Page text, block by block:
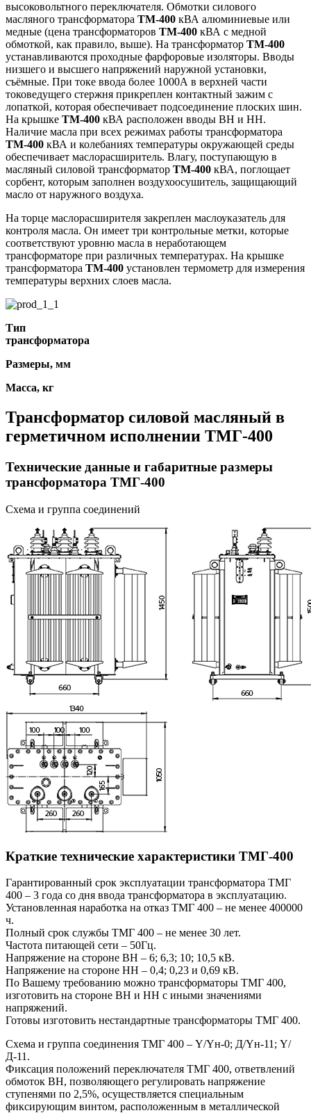
высоковольтного переключателя. Обмотки силового
масляного трансформатора ТМ-400 кВА алюминиевые или
медные (цена трансформаторов ТМ-400 кВА с медной
обмоткой, как правило, выше). На трансформатор ТМ-400
устанавливаются проходные фарфоровые изоляторы. Вводы
низшего и высшего напряжений наружной установки,
съёмные. При токе ввода более 1000А в верхней части
токоведущего стержня прикреплен контактный зажим с
лопаткой, которая обеспечивает подсоединение плоских шин.
На крышке ТМ-400 кВА расположен вводы ВН и НН.
Наличие масла при всех режимах работы трансформатора
ТМ-400 кВА и колебаниях температуры окружающей среды
обеспечивает маслорасширитель. Влагу, поступающую в
масляный силовой трансформатор ТМ-400 кВА, поглощает
сорбент, которым заполнен воздухоосушитель, защищающий
масло от наружного воздуха.
На торце маслорасширителя закреплен маслоуказатель для
контроля масла. Он имеет три контрольные метки, которые
соответствуют уровню масла в неработающем
трансформаторе при различных температурах. На крышке
трансформатора ТМ-400 установлен термометр для измерения
температуры верхних слоев масла.
Тип
трансформатора
Размеры, мм
Масса, кг
Трансформатор силовой масляный в
герметичном исполнении ТМГ-400
Технические данные и габаритные размеры
трансформатора ТМГ-400
Схема и группа соединений
Краткие технические характеристики ТМГ-400
Гарантированный срок эксплуатации трансформатора ТМГ
400 – 3 года со дня ввода трансформатора в эксплуатацию.
Установленная наработка на отказ ТМГ 400 – не менее 400000
ч.
Полный срок службы ТМГ 400 – не менее 30 лет.
Частота питающей сети – 50Гц.
Напряжение на стороне ВН – 6; 6,3; 10; 10,5 кВ.
Напряжение на стороне НН – 0,4; 0,23 и 0,69 кВ.
По Вашему требованию можно трансформаторы ТМГ 400,
изготовить на стороне ВН и НН с иными значениями
напряжений.
Готовы изготовить нестандартные трансформаторы ТМГ 400.
Схема и группа соединения ТМГ 400 – Y/Yн-0; Д/Yн-11; Y/
Д-11.
Фиксация положений переключателя ТМГ 400, ответвлений
обмоток ВН, позволяющего регулировать напряжение
ступенями по 2,5%, осуществляется специальным
фиксирующим винтом, расположенным в металлической